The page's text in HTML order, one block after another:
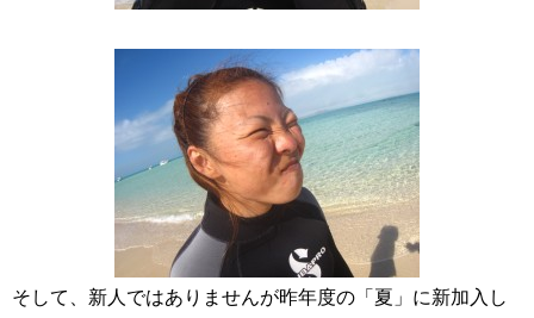
そして、新人ではありませんが昨年度の「夏」に新加入し